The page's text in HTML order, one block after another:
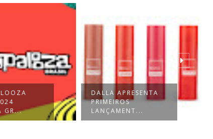
GR...
DALLA APRESENTA
PRIMEIROS
LANÇAMENT...